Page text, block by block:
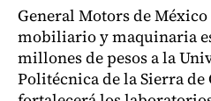
General Motors de
mobiliario y maquinaria
millones de pesos a la
Politécnica de la Sierra